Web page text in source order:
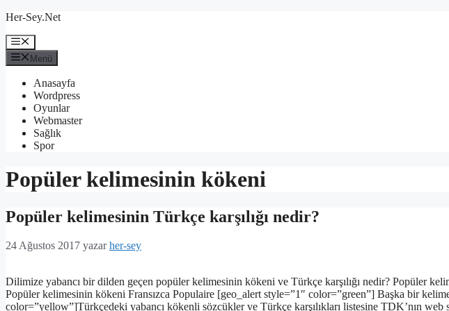
İçeriğe
Her-Sey.Net
Menü
Menü
Anasayfa
Wordpress
Oyunlar
Webmaster
Sağlık
Spor
Popüler kelimesinin kökeni
Popüler kelimesinin Türkçe karşılığı nedir?
24 Ağustos 2017 yazarher-sey
Dilimize yabancı bir dilden geçen popüler kelimesinin kökeni ve Türkçe karşılığı nedir? Popüler
Popüler kelimesinin kökeni Fransızca Populaire [geo_alert style=”1″ color=”green”] Başka bir
color=”yellow”]Türkçedeki yabancı kökenli sözcükler ve Türkçe karşılıkları listesine TDK’nın web